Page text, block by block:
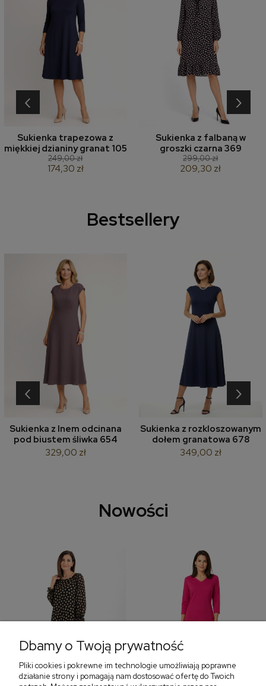
Sukienka trapezowa z
miękkiej dzianiny granat 105
249,00 zł
174,30 zł
Sukienka z falbaną w
groszki czarna 369
299,00 zł
209,30 zł
‹ ›
Bestsellery
Sukienka z lnem odcinana
pod biustem śliwka 654
329,00 zł
Sukienka z rozkloszowanym
dołem granatowa 678
349,00 zł
‹ ›
Nowości
Dbamy o Twoją prywatność
Pliki cookies i pokrewne im technologie umożliwiają poprawne
działanie strony i pomagają nam dostosować ofertę do Twoich